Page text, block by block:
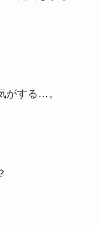
がする…。